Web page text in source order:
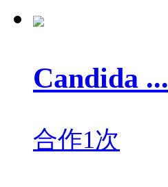
Candida ...
合作1次